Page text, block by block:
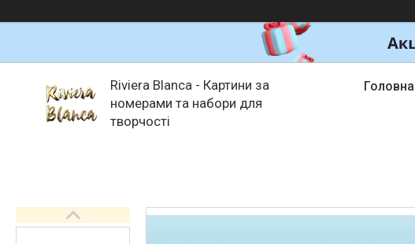
Riviera Blanca - Картини за
номерами та набори для
творчості
Головна